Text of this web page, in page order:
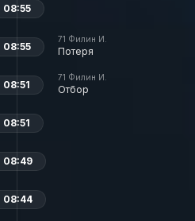
08:55
71 Филин И.
Потеря
08:55
71 Филин И.
Отбор
08:51
08:51
08:49
08:44